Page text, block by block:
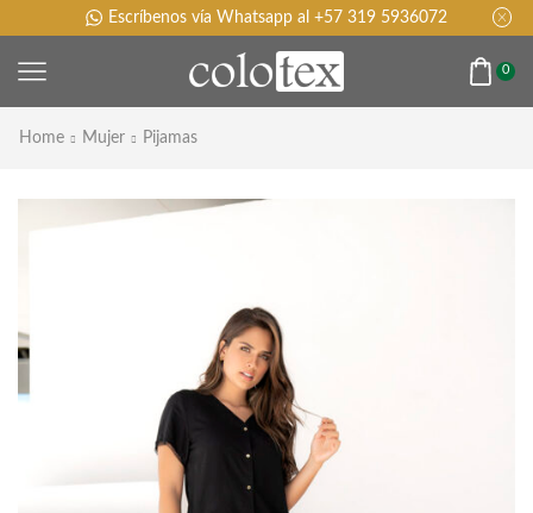
Escríbenos vía Whatsapp al +57 319 5936072
0
Home Mujer Pijamas